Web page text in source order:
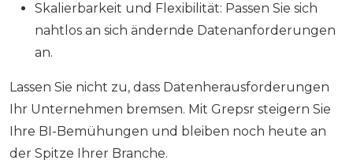
Skalierbarkeit und Flexibilität: Passen Sie sich
nahtlos an sich ändernde Datenanforderungen
an.
Lassen Sie nicht zu, dass Datenherausforderungen
Ihr Unternehmen bremsen. Mit Grepsr steigern Sie
Ihre BI-Bemühungen und bleiben noch heute an
der Spitze Ihrer Branche.